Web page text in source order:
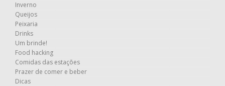
Inverno
Queijos
Peixaria
Drinks
Um brinde!
Food hacking
Comidas das estações
Prazer de comer e beber
Dicas